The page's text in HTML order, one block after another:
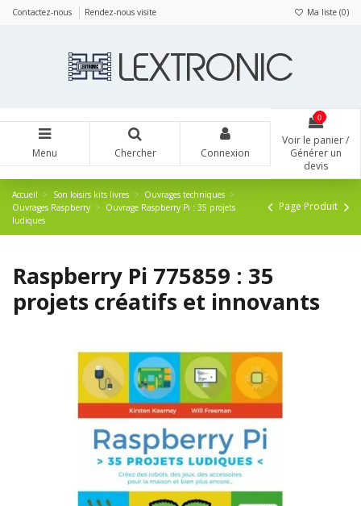
Contactez-nous Rendez-nous visite Ma liste (0)
Menu Chercher Connexion
0
Voir le panier /
Générer un
devis
Accueil Son loisirs kits livres
Ouvrages techniques
Ouvrages Raspberry
Ouvrage Raspberry Pi : 35 projets
ludiques
Page Produit
Raspberry Pi 775859 : 35
projets créatifs et innovants
Panneau de gestion des cookies